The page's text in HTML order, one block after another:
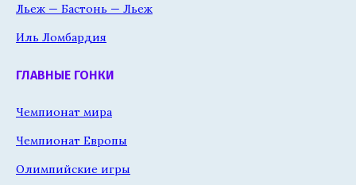
Льеж — Бастонь — Льеж
Иль Ломбардия
ГЛАВНЫЕ ГОНКИ
Чемпионат мира
Чемпионат Европы
Олимпийские игры